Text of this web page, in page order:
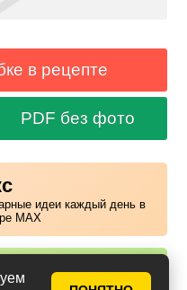
в рецепте
PDF без фото
идеи каждый день в
MAX